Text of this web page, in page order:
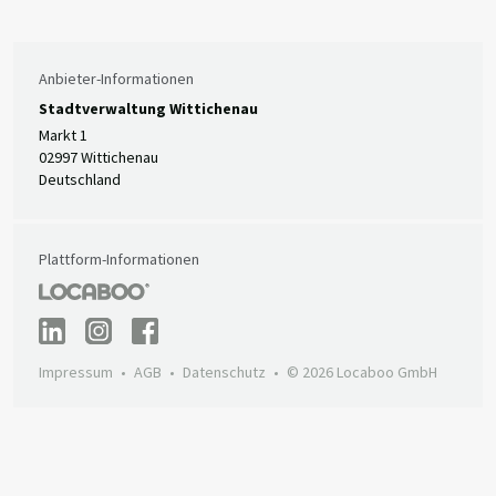
Anbieter-Informationen
Stadtverwaltung Wittichenau
Markt 1
02997 Wittichenau
Deutschland
Plattform-Informationen
Impressum AGB Datenschutz © 2026 Locaboo GmbH